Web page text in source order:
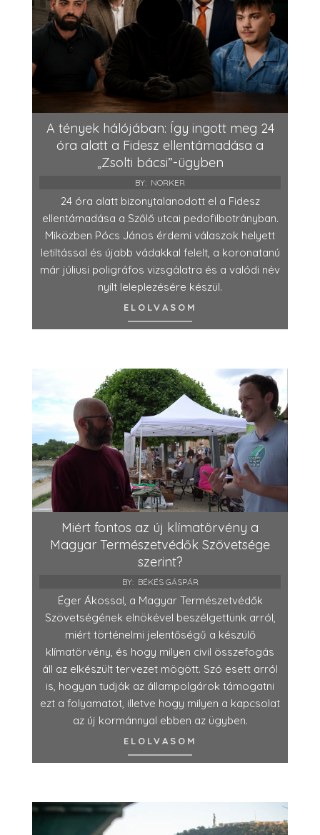
A tények hálójában: Így ingott meg 24
óra alatt a Fidesz ellentámadása a
„Zsolti bácsi”-ügyben
BY: NORKER
24 óra alatt bizonytalanodott el a Fidesz
ellentámadása a Szőlő utcai pedofilbotrányban.
Miközben Pócs János érdemi válaszok helyett
letiltással és újabb vádakkal felelt, a koronatanú
már júliusi poligráfos vizsgálatra és a valódi név
nyílt leleplezésére készül.
ELOLVASOM
Miért fontos az új klímatörvény a
Magyar Természetvédők Szövetsége
szerint?
BY: BÉKÉS GÁSPÁR
Éger Ákossal, a Magyar Természetvédők
Szövetségének elnökével beszélgettünk arról,
miért történelmi jelentőségű a készülő
klímatörvény, és hogy milyen civil összefogás
áll az elkészült tervezet mögött. Szó esett arról
is, hogyan tudják az állampolgárok támogatni
ezt a folyamatot, illetve hogy milyen a kapcsolat
az új kormánnyal ebben az ügyben.
ELOLVASOM